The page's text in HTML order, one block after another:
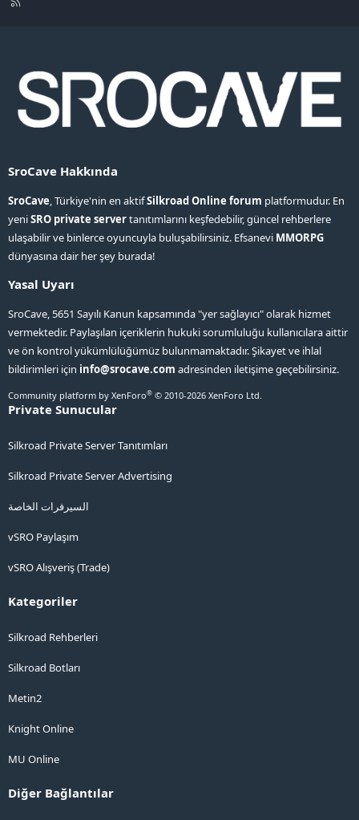
SroCave Hakkında
SroCave, Türkiye'nin en aktifSilkroad Online forum platformudur. En
yeniSRO private servertanıtımlarını keşfedebilir, güncel rehberlere
ulaşabilir ve binlerce oyuncuyla buluşabilirsiniz. Efsanevi MMORPG
dünyasına dair her şey burada!
Yasal Uyarı
SroCave, 5651 Sayılı Kanun kapsamında "yer sağlayıcı" olarak hizmet
vermektedir. Paylaşılan içeriklerin hukuki sorumluluğu kullanıcılara aittir
ve ön kontrol yükümlülüğümüz bulunmamaktadır. Şikayet ve ihlal
bildirimleri için info@srocave.com adresinden iletişime geçebilirsiniz.
Community platform by XenForo® © 2010-2026 XenForo Ltd.
Private Sunucular
Silkroad Private Server Tanıtımları
Silkroad Private Server Advertising
السيرفرات الخاصة
vSRO Paylaşım
vSRO Alışveriş (Trade)
Kategoriler
Silkroad Rehberleri
Silkroad Botları
Metin2
Knight Online
MU Online
Diğer Bağlantılar